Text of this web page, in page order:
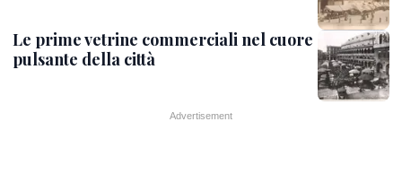
Le prime vetrine commerciali nel cuore
pulsante della città